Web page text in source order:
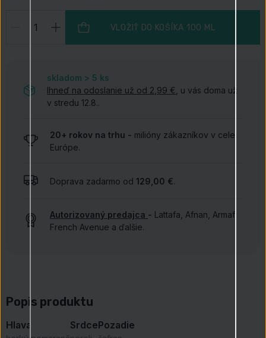
VLOŽIŤ DO KOŠÍKA 100 ML
skladom > 5 ks
Ihneď na odoslanie už od 2,99 €
, u vás doma už
v stredu 12.8..
20+ rokov na trhu - milióny zákazníkov v celej
Európe.
Doprava zadarmo od 129,00 €.
Autorizovaný predajca - Lattafa, Afnan, Armaf,
French Avenue a ďalšie.
Popis produktu
Hlava SrdcePozadie